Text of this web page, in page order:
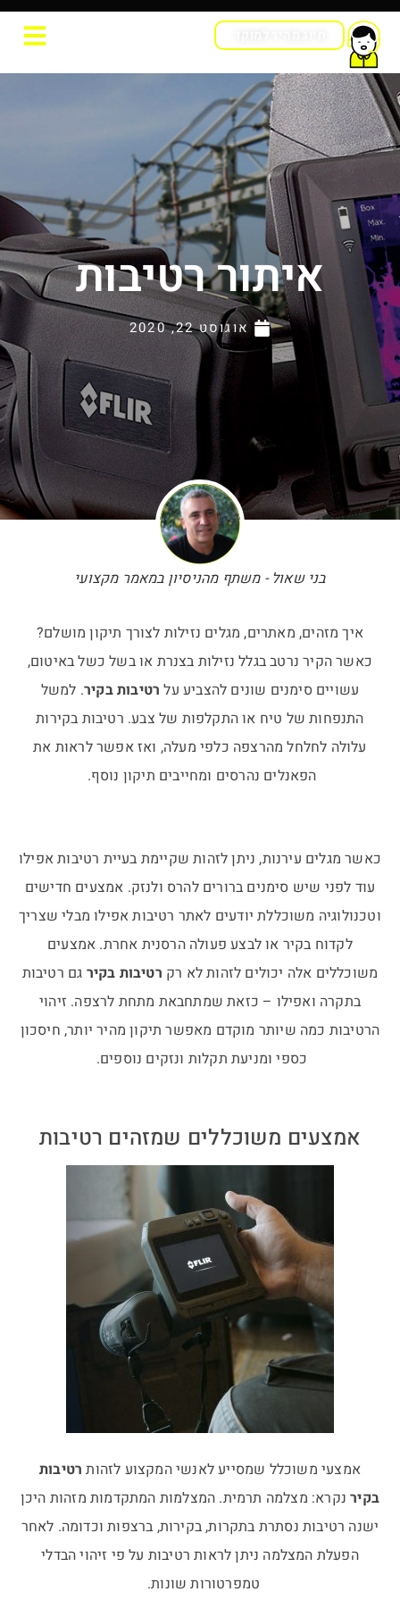
איתור רטיבות
אוגוסט 22, 2020
בני שאול - משתף מהניסיון במאמר מקצועי
איך מזהים, מאתרים, מגלים נזילות לצורך תיקון מושלם?
כאשר הקיר נרטב בגלל נזילות בצנרת או בשל כשל באיטום,
עשויים סימנים שונים להצביע על רטיבות בקיר. למשל
התנפחות של טיח או התקלפות של צבע. רטיבות בקירות
עלולה לחלחל מהרצפה כלפי מעלה, ואז אפשר לראות את
הפאנלים נהרסים ומחייבים תיקון נוסף.
כאשר מגלים עירנות, ניתן לזהות שקיימת בעיית רטיבות אפילו
עוד לפני שיש סימנים ברורים להרס ולנזק. אמצעים חדישים
וטכנולוגיה משוכללת יודעים לאתר רטיבות אפילו מבלי שצריך
לקדוח בקיר או לבצע פעולה הרסנית אחרת. אמצעים
משוכללים אלה יכולים לזהות לא רק רטיבות בקיר גם רטיבות
בתקרה ואפילו – כזאת שמתחבאת מתחת לרצפה. זיהוי
הרטיבות כמה שיותר מוקדם מאפשר תיקון מהיר יותר, חיסכון
כספי ומניעת תקלות ונזקים נוספים.
אמצעים משוכללים שמזהים רטיבות
אמצעי משוכלל שמסייע לאנשי המקצוע לזהות רטיבות
בקירנקרא: מצלמה תרמית. המצלמות המתקדמות מזהות היכן
ישנה רטיבות נסתרת בתקרות, בקירות, ברצפות וכדומה. לאחר
הפעלת המצלמה ניתן לראות רטיבות על פי זיהוי הבדלי
טמפרטורות שונות.